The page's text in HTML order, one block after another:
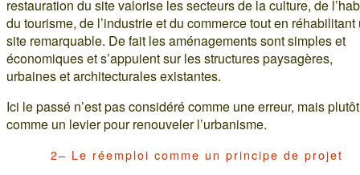
restauration du site valorise les secteurs de la culture, de
du tourisme, de l’industrie et du commerce tout en réhabilitant
site remarquable. De fait les aménagements sont simples et
économiques et s’appuient sur les structures paysagères,
urbaines et architecturales existantes.
Ici le passé n’est pas considéré comme une erreur, mais plutôt
comme un levier pour renouveler l’urbanisme.
2– Le réemploi comme un principe de projet